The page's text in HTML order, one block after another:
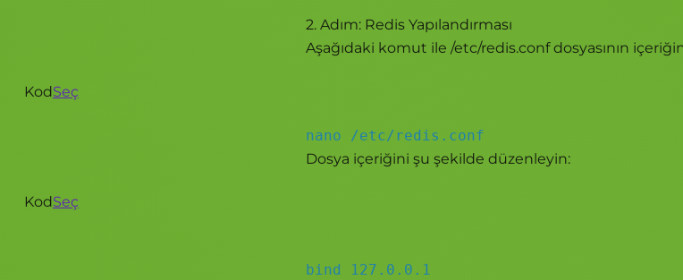
2. Adım: Redis Yapılandırması
Aşağıdaki komut ile /etc/redis.conf dosyasının
KodSeç
nano /etc/redis.conf
Dosya içeriğini şu şekilde düzenleyin:
KodSeç
bind 127.0.0.1